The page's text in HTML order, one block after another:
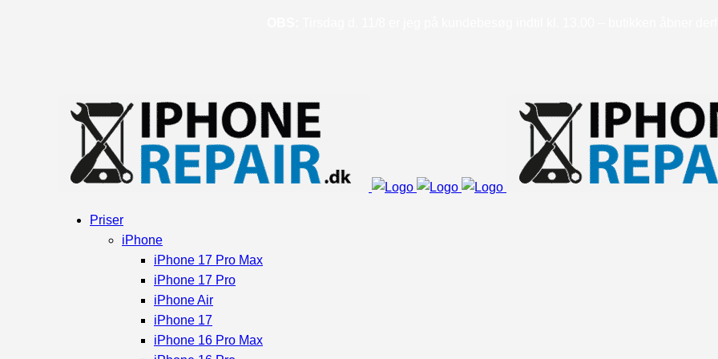
Priser
iPhone
iPhone 17 Pro Max
iPhone 17 Pro
iPhone Air
iPhone 17
iPhone 16 Pro Max